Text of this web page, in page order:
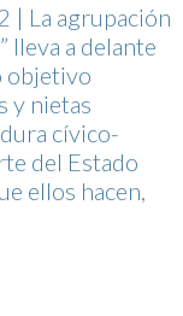
| La agrupación
lleva a delante
objetivo
y nietas
cívico-
del Estado
ellos hacen,